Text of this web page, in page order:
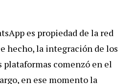
es propiedad de la red
hecho, la integración de los
plataformas comenzó en el
en ese momento la